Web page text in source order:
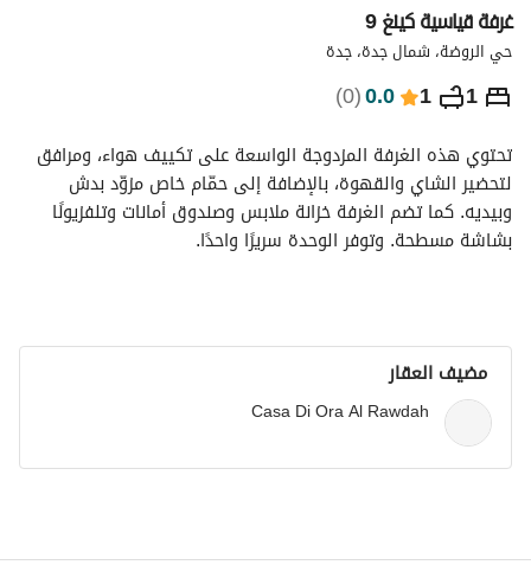
غرفة قياسية كينغ 9
حي الروضة، شمال جدة، جدة
1
1
0.0
(
0
) ⃁
345 ليلة
التفاصيل الاماكن القريبة معلومات وزارة السياحة
بشاشة مسطحة. وتوفر الوحدة سريرًا واحدًا.
مضيف العقار
Casa Di Ora Al Rawdah